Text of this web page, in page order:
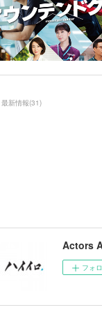
新情報(31)
Actors
フォ